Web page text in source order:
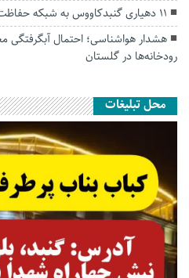
۱۱ دهیاری گنبدکاووس به شبکه حفاظت مردمی منابع طبیعی پیوستند
هشدار هواشناسی؛ احتمال آبگرفتگی
رودخانه‌ها در گلستان
محل تبلیغات